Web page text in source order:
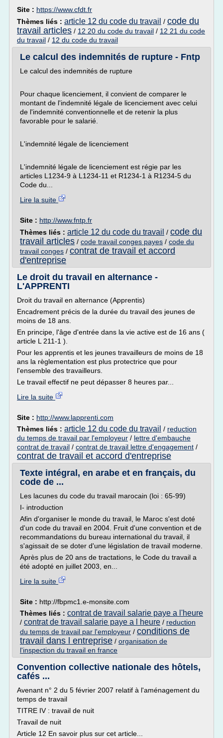
Site : https://www.cfdt.fr
Thèmes liés : article 12 du code du travail / code du
travail articles / 12 20 du code du travail / 12 21 du code
du travail / 12 du code du travail
Le calcul des indemnités de rupture - Fntp
Le calcul des indemnités de rupture
Pour chaque licenciement, il convient de comparer le
montant de l'indemnité légale de licenciement avec celui
de l'indemnité conventionnelle et de retenir la plus
favorable pour le salarié.
L'indemnité légale de licenciement
L'indemnité légale de licenciement est régie par les
articles L1234-9 à L1234-11 et R1234-1 à R1234-5 du
Code du...
Lire la suite
Site : http://www.fntp.fr
Thèmes liés : article 12 du code du travail / code du
travail articles / code travail conges payes / code du
travail conges / contrat de travail et accord
d'entreprise
Le droit du travail en alternance -
L'APPRENTI
Droit du travail en alternance (Apprentis)
Encadrement précis de la durée du travail des jeunes de
moins de 18 ans.
En principe, l'âge d'entrée dans la vie active est de 16 ans (
article L 211-1 ).
Pour les apprentis et les jeunes travailleurs de moins de 18
ans la règlementation est plus protectrice que pour
l'ensemble des travailleurs.
Le travail effectif ne peut dépasser 8 heures par...
Lire la suite
Site : http://www.lapprenti.com
Thèmes liés : article 12 du code du travail / reduction
du temps de travail par l'employeur / lettre d'embauche
contrat de travail / contrat de travail lettre d'engagement /
contrat de travail et accord d'entreprise
Texte intégral, en arabe et en français, du
code de ...
Les lacunes du code du travail marocain (loi : 65-99)
I- introduction
Afin d'organiser le monde du travail, le Maroc s'est doté
d'un code du travail en 2004. Fruit d'une convention et de
recommandations du bureau international du travail, il
s'agissait de se doter d'une législation de travail moderne.
Après plus de 20 ans de tractations, le Code du travail a
été adopté en juillet 2003, en...
Lire la suite
Site : http://fbpmc1.e-monsite.com
Thèmes liés : contrat de travail salarie paye a l'heure
/ contrat de travail salarie paye a l heure / reduction
du temps de travail par l'employeur / conditions de
travail dans l entreprise / organisation de
l'inspection du travail en france
Convention collective nationale des hôtels,
cafés ...
Avenant n° 2 du 5 février 2007 relatif à l'aménagement du
temps de travail
TITRE IV : travail de nuit
Travail de nuit
Article 12 En savoir plus sur cet article...